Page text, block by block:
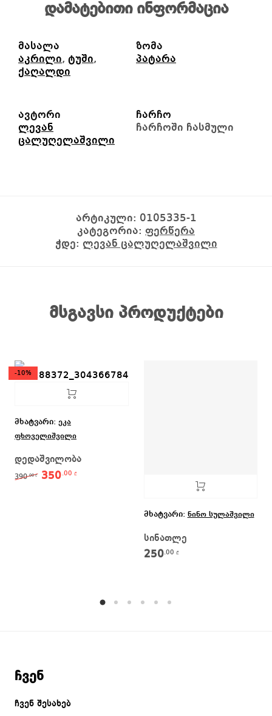
დამატებითი ინფორმაცია
მასალა
აკრილი, ტუში,
ქაღალდი
ზომა
პატარა
ავტორი
ლევან
ცალუღელაშვილი
ჩარჩო
ჩარჩოში ჩასმული
არტიკული: 0105335-1
კატეგორია: ფერწერა
ჭდე: ლევან ცალუღელაშვილი
მსგავსი პროდუქტები
-10%
მხატვარი: ეკა
ფხოველიშვილი
დედაშვილობა
390.00₾ Original price was: 390.00 ₾.
350 .00 ₾
მხატვარი: ნინო სულაშვილი
სინათლე
250.00₾
ჩვენ
ჩვენ შესახებ